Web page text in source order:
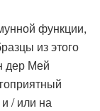
функции,
из этого
дер Мей
/ или на